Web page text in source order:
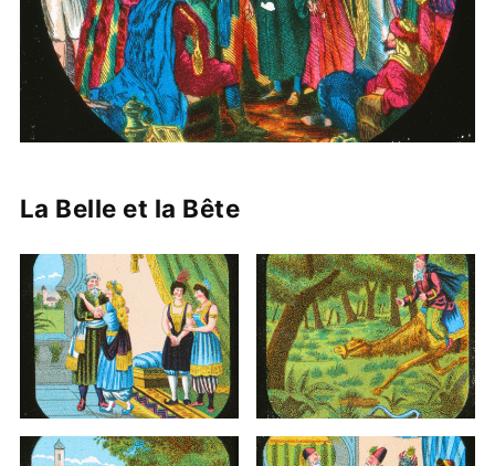
La Belle et la Bête